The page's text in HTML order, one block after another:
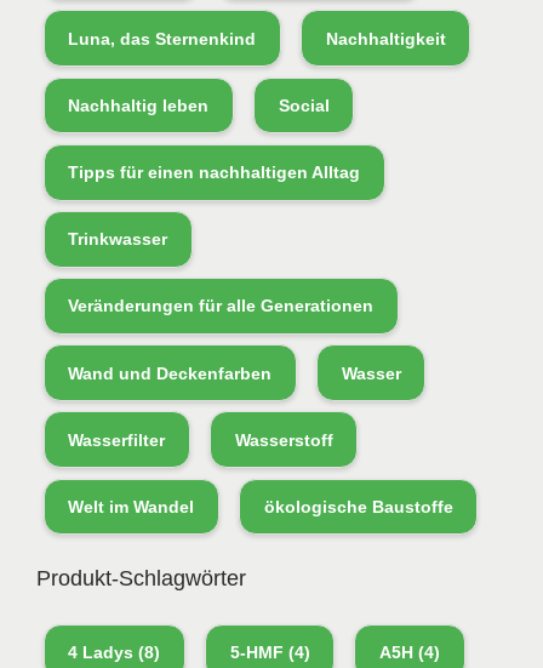
Luna, das Sternenkind Nachhaltigkeit
Nachhaltig leben Social
Tipps für einen nachhaltigen Alltag
Trinkwasser
Veränderungen für alle Generationen
Wand und Deckenfarben Wasser
Wasserfilter Wasserstoff
Welt im Wandel ökologische Baustoffe
Produkt-Schlagwörter
4 Ladys (8) 5-HMF (4) A5H(4)